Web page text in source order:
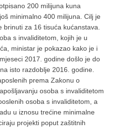
200 milijuna kuna
minimalno 400 milijuna. Cilj je
za 16 tisuća kućanstava.
s invaliditetom, kojih je u
ministar je pokazao kako je i
2017. godine došlo je do
isto razdoblje 2016. godine.
prema Zakonu o
osoba s invaliditetom
osoba s invaliditetom, a
u iznosu trećine minimalne
projekti poput zaštitnih